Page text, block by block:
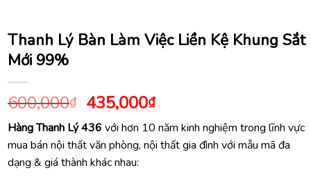
Thanh Lý Bàn Làm Việc Liền Kệ Khung Sắt
Mới 99%
600,000₫ Giá
gốc
là:
600,000₫.
435,000₫Giá
hiện
tại
là:
Hàng Thanh Lý 436 với hơn 10 năm kinh nghiệm trong lĩnh vực
mua bán nội thất văn phòng, nội thất gia đình với mẫu mã đa
dạng & giá thành khác nhau: